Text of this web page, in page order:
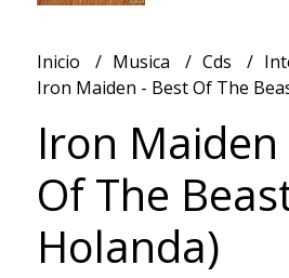
Inicio Musica Cds
Iron Maiden - Best Of The
Iron Maiden
Of The
Holanda)